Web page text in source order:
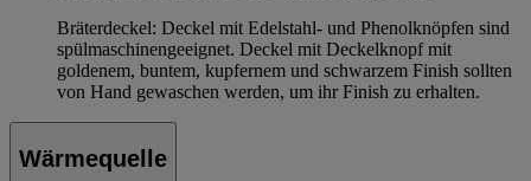
Bräterdeckel: Deckel mit Edelstahl- und Phenolknöpfen sind
spülmaschinengeeignet. Deckel mit Deckelknopf mit
goldenem, buntem, kupfernem und schwarzem Finish sollten
von Hand gewaschen werden, um ihr Finish zu erhalten.
Wärmequelle